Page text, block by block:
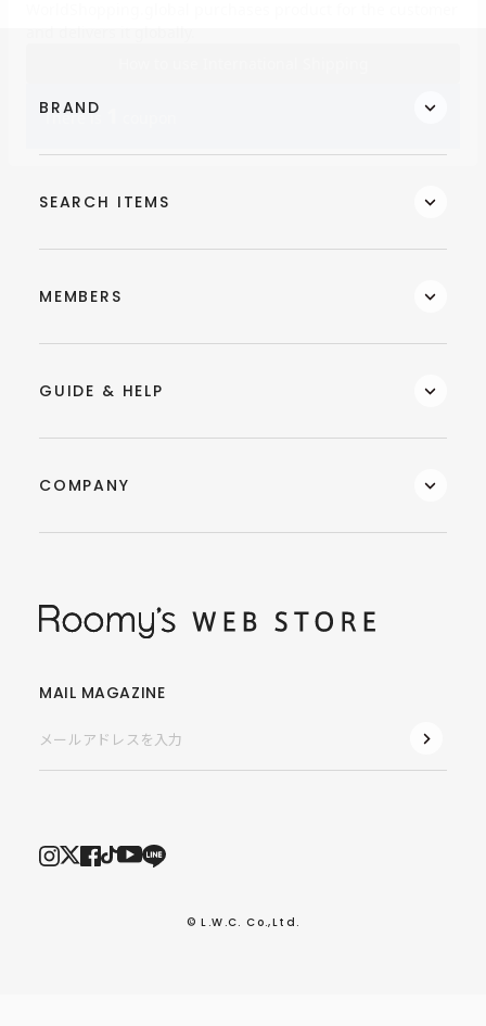
BRAND
SEARCH ITEMS
MEMBERS
GUIDE & HELP
COMPANY
MAIL MAGAZINE
© L.W.C. Co.,Ltd.